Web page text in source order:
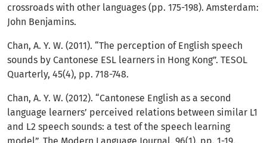
crossroads with other languages (pp. 175-198). Amsterdam:
John Benjamins.
Chan, A. Y. W. (2011). “The perception of English speech
sounds by Cantonese ESL learners in Hong Kong”. TESOL
Quarterly, 45(4), pp. 718-748.
Chan, A. Y. W. (2012). “Cantonese English as a second
language learners’ perceived relations between similar L1
and L2 speech sounds: a test of the speech learning